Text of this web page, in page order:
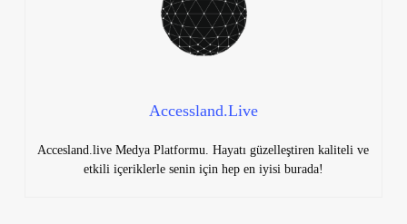
Accessland.Live
Accesland.live Medya Platformu. Hayatı güzelleştiren kaliteli ve
etkili içeriklerle senin için hep en iyisi burada!